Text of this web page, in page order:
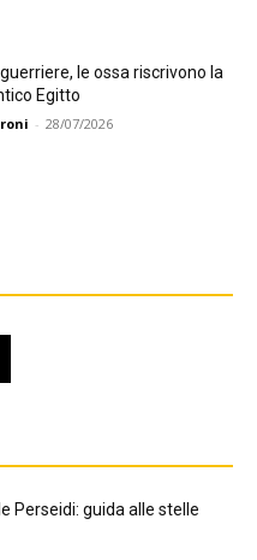
le ossa riscrivono la
Egitto
- 28/07/2026
Perseidi: guida alle stelle